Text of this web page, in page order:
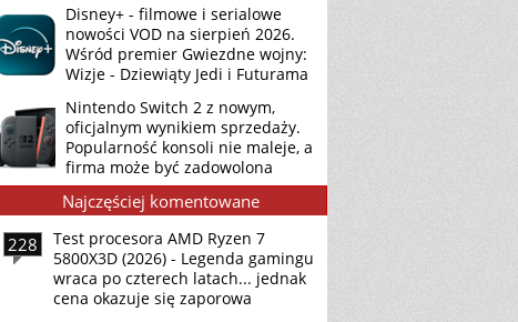
Disney+ - filmowe i serialowe
nowości VOD na sierpień 2026.
Wśród premier Gwiezdne wojny:
Wizje - Dziewiąty Jedi i Futurama
Nintendo Switch 2 z nowym,
oficjalnym wynikiem sprzedaży.
Popularność konsoli nie maleje, a
firma może być zadowolona
Najczęściej komentowane
228
Test procesora AMD Ryzen 7
5800X3D (2026) - Legenda gamingu
wraca po czterech latach... jednak
cena okazuje się zaporowa